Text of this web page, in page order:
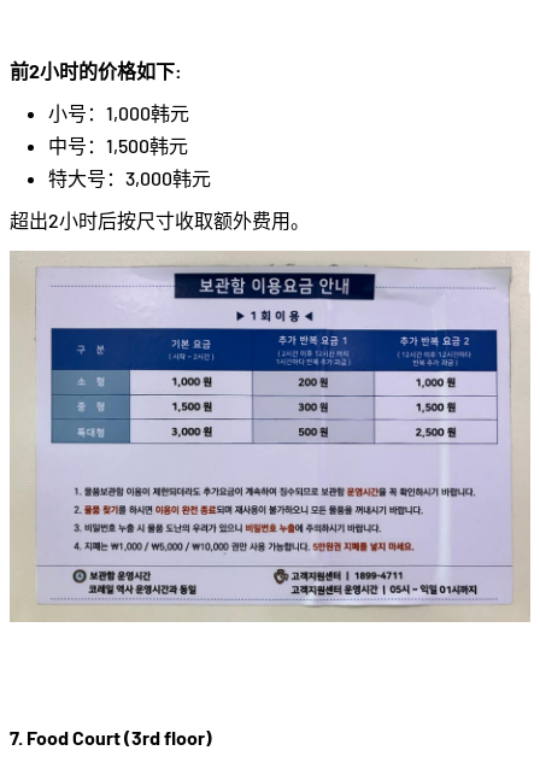
前2小时的价格如下:
小号：1,000韩元
中号：1,500韩元
特大号：3,000韩元
超出2小时后按尺寸收取额外费用。
7. Food Court (3rd floor)